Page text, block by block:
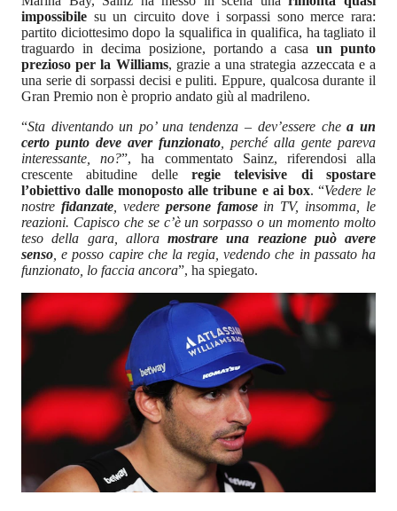
impossibile su un circuito dove i sorpassi sono merce rara:
partito diciottesimo dopo la squalifica in qualifica, ha tagliato il
traguardo in decima posizione, portando a casaun punto
prezioso per la Williams, grazie a una strategia azzeccata e a
una serie di sorpassi decisi e puliti. Eppure, qualcosa durante il
Gran Premio non è proprio andato giù al madrileno.
“Sta diventando un po’ una tendenza – dev’essere chea un
certo punto deve aver funzionato , perché alla gente pareva
interessante, no?”, ha commentato Sainz, riferendosi alla
crescente abitudine delle regie televisive di spostare
l’obiettivo dalle monoposto alle tribune e ai box. “Vedere le
nostre fidanzate, vedere persone famosein TV, insomma, le
reazioni. Capisco che se c’è un sorpasso o un momento molto
teso della gara, allora mostrare una reazione può avere
senso , e posso capire che la regia, vedendo che in passato ha
funzionato, lo faccia ancora”, ha spiegato.